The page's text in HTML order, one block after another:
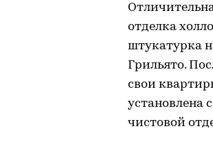
отделка
штукатурка
Грильято.
свои
установлена
чистовой